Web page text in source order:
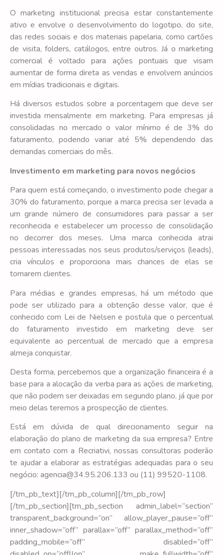
O marketing institucional precisa estar constantemente
ativo e envolve o desenvolvimento do logotipo, do site,
das redes sociais e dos materiais papelaria, como cartões
de visita, folders, catálogos, entre outros. Já o marketing
comercial é voltado para ações pontuais que visam
aumentar de forma direta as vendas e envolvem anúncios
em mídias tradicionais e digitais.
Há diversos estudos sobre a porcentagem que deve ser
investida mensalmente em marketing. Para empresas já
consolidadas no mercado o valor mínimo é de 3% do
faturamento, podendo variar até 5% dependendo das
demandas comerciais do mês.
Investimento em marketing para novos negócios
Para quem está começando, o investimento pode chegar a
30% do faturamento, porque a marca precisa ser levada a
um grande número de consumidores para passar a ser
reconhecida e estabelecer um processo de consolidação
no decorrer dos meses. Uma marca conhecida atrai
pessoas interessadas nos seus produtos/serviços (leads),
cria vínculos e proporciona mais chances de elas se
tornarem clientes.
Para médias e grandes empresas, há um método que
pode ser utilizado para a obtenção desse valor, que é
conhecido com Lei de Nielsen e postula que o percentual
do faturamento investido em marketing deve ser
equivalente ao percentual de mercado que a empresa
almeja conquistar.
Desta forma, percebemos que a organização financeira é a
base para a alocação da verba para as ações de marketing,
que não podem ser deixadas em segundo plano, já que por
meio delas teremos a prospecção de clientes.
Está em dúvida de qual direcionamento seguir na
elaboração do plano de marketing da sua empresa? Entre
em contato com a Recriativi, nossas consultoras poderão
te ajudar a elaborar as estratégias adequadas para o seu
negócio: agencia@34.95.206.133 ou (11) 99520-1108.
[/tm_pb_text][/tm_pb_column][/tm_pb_row]
[/tm_pb_section][tm_pb_section admin_label=”section”
transparent_background=”on” allow_player_pause=”off”
inner_shadow=”off” parallax=”off” parallax_method=”off”
padding_mobile=”off” disabled=”off”